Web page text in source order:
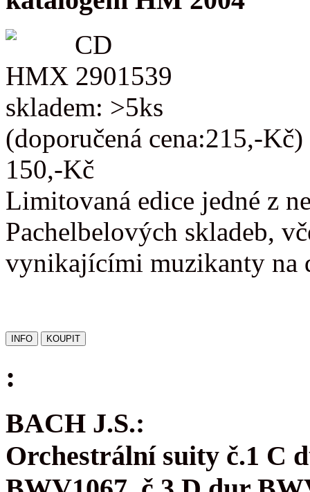
CD
HMX 2901539
skladem: >5ks
(doporučená cena:215,-Kč)
150,-Kč
Limitovaná edice jedné z
Pachelbelových skladeb,
vynikajícími muzikanty na
:
BACH J.S.:
Orchestrální suity č.1 C